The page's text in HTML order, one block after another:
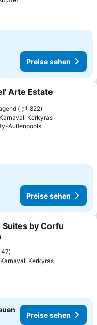
Preise sehen
hinzufügen
Arte Estate
822
Kerkyras
Außenpools
Preise sehen
hinzufügen
Suites by Corfu
47
Kerkyras
Preise sehen